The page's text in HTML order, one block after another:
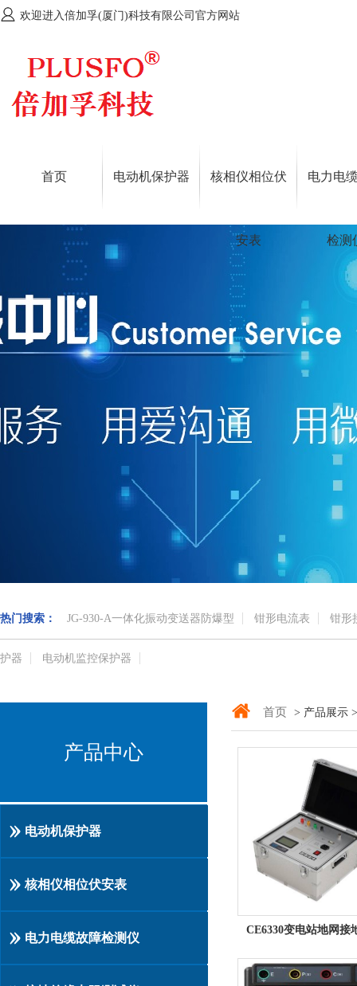
欢迎进入倍加孚(厦门)科技有限公司官方网站
首页 电动机保护器 核相仪相位伏
安表
电力电
检测
热门搜索： JG-930-A一体化振动变送器防爆型 钳形电流表 钳形
护器 电动机监控保护器
产品中心
电动机保护器
核相仪相位伏安表
电力电缆故障检测仪
首页 > 产品展示